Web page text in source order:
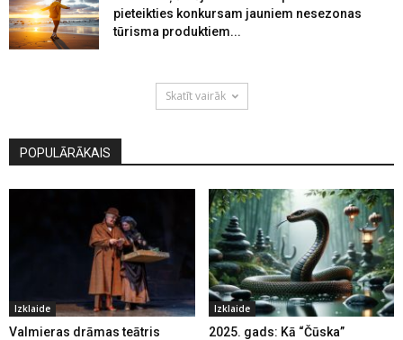
pieteikties konkursam jauniem nesezonas
tūrisma produktiem...
Skatīt vairāk
POPULĀRĀKAIS
Izklaide
Valmieras drāmas teātris
Izklaide
2025. gads: Kā “Čūska”